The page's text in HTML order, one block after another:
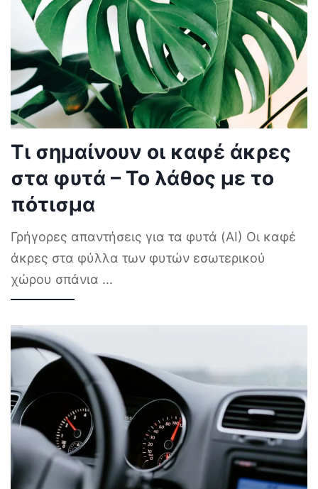
Τι σημαίνουν οι καφέ άκρες
στα φυτά – Το λάθος με το
πότισμα
Γρήγορες απαντήσεις για τα φυτά (AI) Οι καφέ
άκρες στα φύλλα των φυτών εσωτερικού
χώρου σπάνια ...